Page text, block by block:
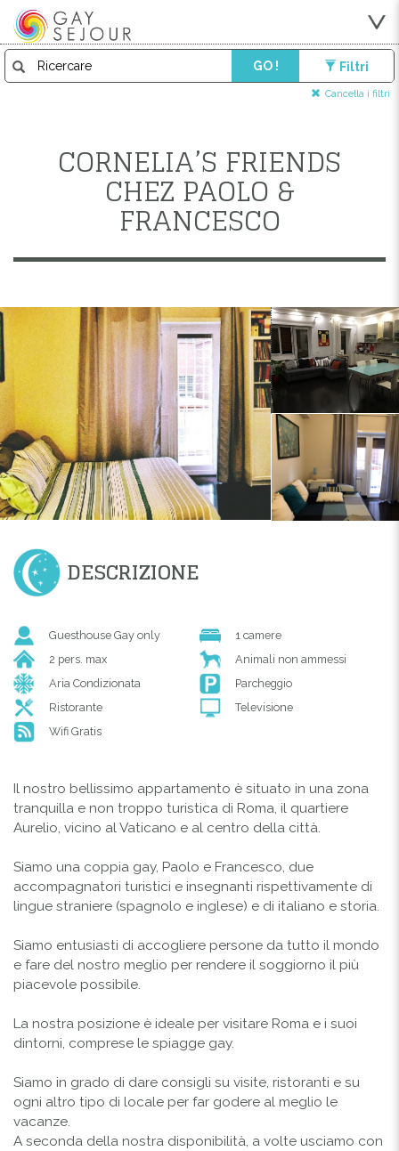
GO ! Filtri
Cancella i filtri
CORNELIA’S FRIENDS
CHEZ PAOLO &
FRANCESCO
DESCRIZIONE
Guesthouse Gay only
1 camere
2 pers. max
Animali non ammessi
Aria Condizionata
Parcheggio
Ristorante
Televisione
Wifi Gratis
Il nostro bellissimo appartamento è situato in una zona
tranquilla e non troppo turistica di Roma, il quartiere
Aurelio, vicino al Vaticano e al centro della città.
Siamo una coppia gay, Paolo e Francesco, due
accompagnatori turistici e insegnanti rispettivamente di
lingue straniere (spagnolo e inglese) e di italiano e storia.
Siamo entusiasti di accogliere persone da tutto il mondo
e fare del nostro meglio per rendere il soggiorno il più
piacevole possibile.
La nostra posizione è ideale per visitare Roma e i suoi
dintorni, comprese le spiagge gay.
Siamo in grado di dare consigli su visite, ristoranti e su
ogni altro tipo di locale per far godere al meglio le
vacanze.
A seconda della nostra disponibilità, a volte usciamo con